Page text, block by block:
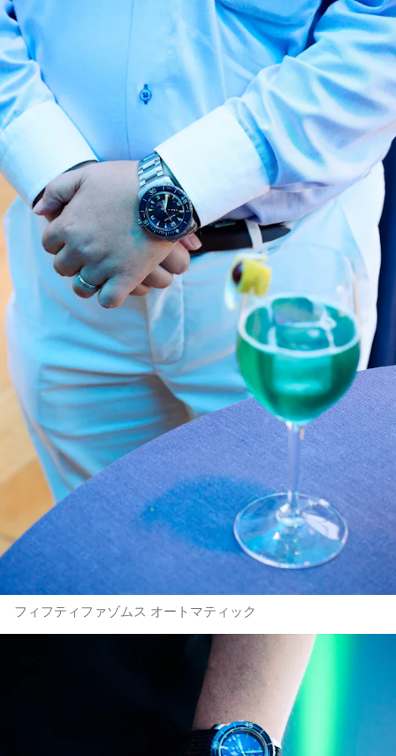
フィフティファゾムス オートマティック